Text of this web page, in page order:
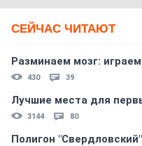
СЕЙЧАС ЧИТАЮТ
Разминаем мозг:
430 39
Лучшие места для
3144 80
Полигон